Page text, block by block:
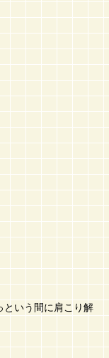
という間に肩こり解